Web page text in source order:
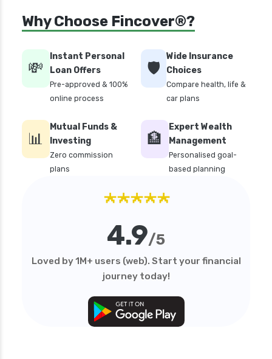
Why Choose Fincover®?
💸
Instant Personal
Loan Offers
Pre-approved & 100%
online process
🛡️
Wide Insurance
Choices
Compare health, life &
car plans
📊
Mutual Funds &
Investing
Zero commission
plans
🏦
Expert Wealth
Management
Personalised goal-
based planning
★★★★★
4.9/5
Loved by 1M+ users (web). Start your financial
journey today!